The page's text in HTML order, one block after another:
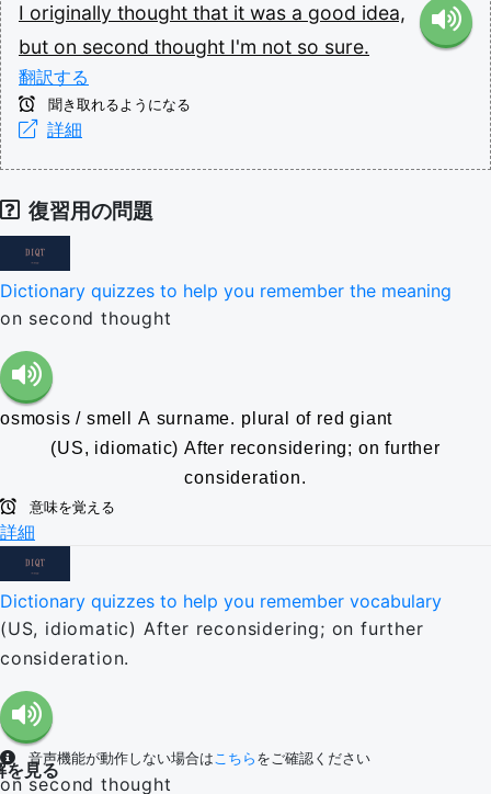
I originally thought that it was a good idea,
but on second thought I'm not so sure.
翻訳する
聞き取れるようになる
詳細
復習用の問題
Dictionary quizzes to help you remember the meaning
on second thought
osmosis / smell A surname. plural of red giant
(US, idiomatic) After reconsidering; on further
consideration.
意味を覚える
詳細
Dictionary quizzes to help you remember vocabulary
(US, idiomatic) After reconsidering; on further
consideration.
音声機能が動作しない場合はこちら をご確認ください
を見る
on second thought